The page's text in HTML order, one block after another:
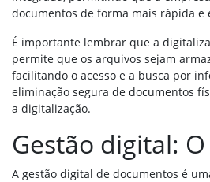
documentos de forma mais rápida e
É importante lembrar que a
permite que os arquivos sejam
facilitando o acesso e a busca por
eliminação segura de documentos
a digitalização.
Gestão digital:
A gestão digital de documentos é